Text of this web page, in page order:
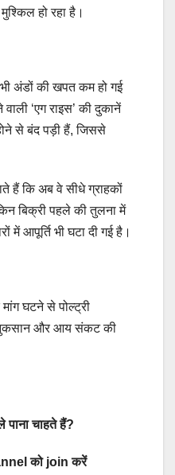
हो रहा है।
अंडों की खपत कम हो गई
‘एग राइस’ की दुकानें
से बंद पड़ी हैं, जिससे
हैं कि अब वे सीधे ग्राहकों
बिक्री पहले की तुलना में
में आपूर्ति भी घटा दी गई है।
घटने से पोल्ट्री
नुकसान और आय संकट की
चाहते हैं?
को join करें